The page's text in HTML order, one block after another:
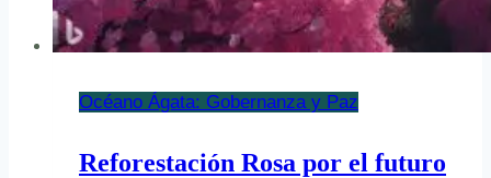
Océano Ágata: Gobernanza y Paz
Reforestación Rosa por el futuro